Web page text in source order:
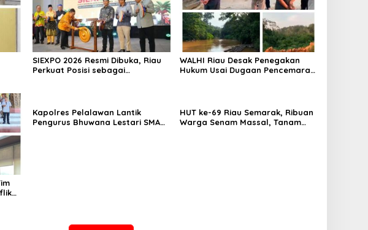
SIEXPO 2026 Resmi Dibuka, Riau
Perkuat Posisi sebagai
WALHI Riau Desak Penegakan
Hukum Usai Dugaan Pencemaran
Kapolres Pelalawan Lantik
Pengurus Bhuwana Lestari SMAN
HUT ke-69 Riau Semarak, Ribuan
Warga Senam Massal, Tanam